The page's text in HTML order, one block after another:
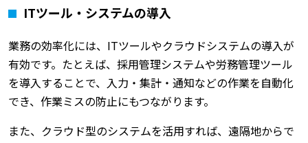
ITツール・システムの導入
業務の効率化には、ITツールやクラウドシステムの導入が
有効です。たとえば、採用管理システムや労務管理ツール
を導入することで、入力・集計・通知などの作業を自動化
でき、作業ミスの防止にもつながります。
また、クラウド型のシステムを活用すれば、遠隔地からで